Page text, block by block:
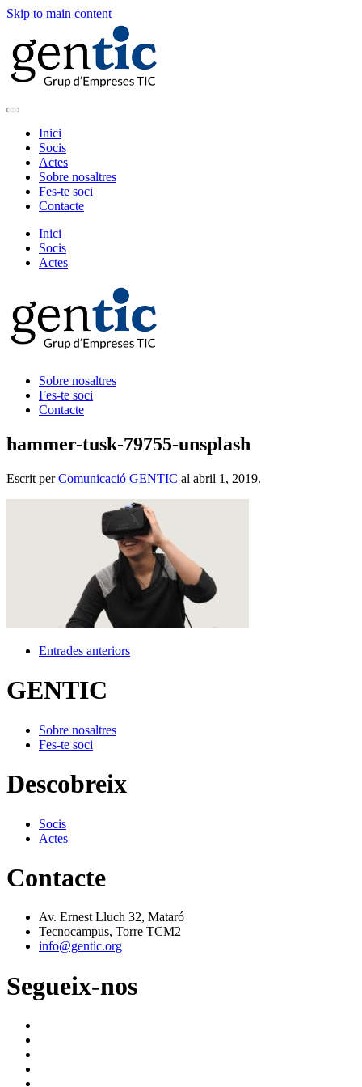
Skip to main content
Inici
Socis
Actes
Sobre nosaltres
Fes-te soci
Contacte
Inici
Socis
Actes
Sobre nosaltres
Fes-te soci
Contacte
hammer-tusk-79755-unsplash
Escrit perComunicació GENTIC al abril 1, 2019.
Entrades anteriors
GENTIC
Sobre nosaltres
Fes-te soci
Descobreix
Socis
Actes
Contacte
Av. Ernest Lluch 32, Mataró
Tecnocampus, Torre TCM2
info@gentic.org
Segueix-nos